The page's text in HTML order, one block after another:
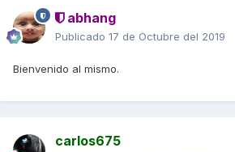
abhang
Publicado 17 de Octubre del 2019
Bienvenido al mismo.
carlos675